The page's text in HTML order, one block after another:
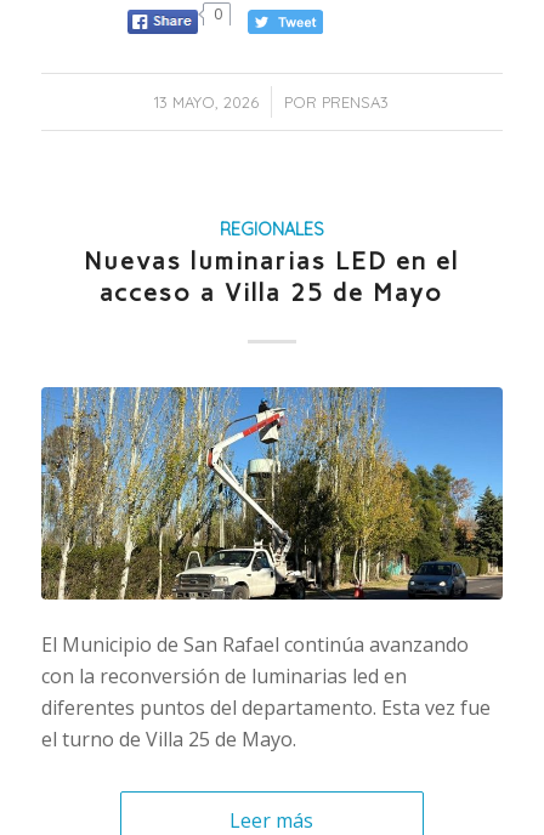
0
13 MAYO, 2026
/ POR PRENSA3
REGIONALES
Nuevas luminarias LED en el
acceso a Villa 25 de Mayo
El Municipio de San Rafael continúa avanzando
con la reconversión de luminarias led en
diferentes puntos del departamento. Esta vez fue
el turno de Villa 25 de Mayo.
Leer más